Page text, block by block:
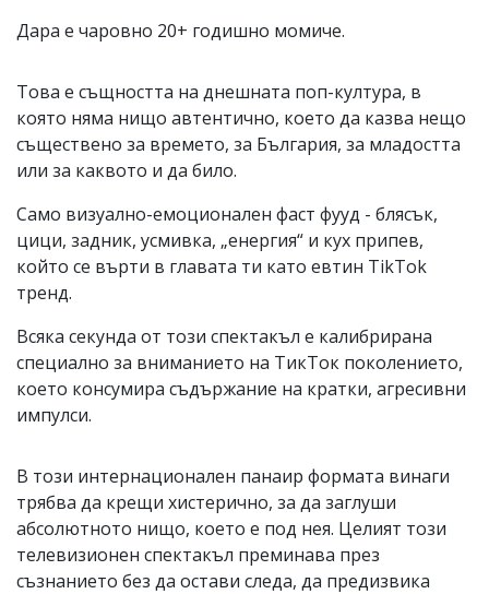
Дара е чаровно 20+ годишно момиче.
Това е същността на днешната поп-култура, в
която няма нищо автентично, което да казва нещо
съществено за времето, за България, за младостта
или за каквото и да било.
Само визуално-емоционален фаст фууд - блясък,
цици, задник, усмивка, „енергия“ и кух припев,
който се върти в главата ти като евтин TikTok
тренд.
Всяка секунда от този спектакъл е калибрирана
специално за вниманието на ТикТок поколението,
което консумира съдържание на кратки, агресивни
импулси.
В този интернационален панаир формата винаги
трябва да крещи хистерично, за да заглуши
абсолютното нищо, което е под нея. Целият този
телевизионен спектакъл преминава през
съзнанието без да остави следа, да предизвика